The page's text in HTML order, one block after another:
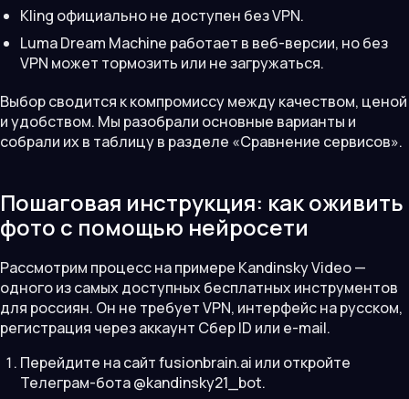
Kling официально не доступен без VPN.
Luma Dream Machine работает в веб-версии, но без
VPN может тормозить или не загружаться.
Выбор сводится к компромиссу между качеством, ценой
и удобством. Мы разобрали основные варианты и
собрали их в таблицу в разделе «Сравнение сервисов».
Пошаговая инструкция: как оживить
фото с помощью нейросети
Рассмотрим процесс на примере Kandinsky Video —
одного из самых доступных бесплатных инструментов
для россиян. Он не требует VPN, интерфейс на русском,
регистрация через аккаунт Сбер ID или e-mail.
Перейдите на сайт fusionbrain.ai или откройте
Телеграм-бота @kandinsky21_bot.